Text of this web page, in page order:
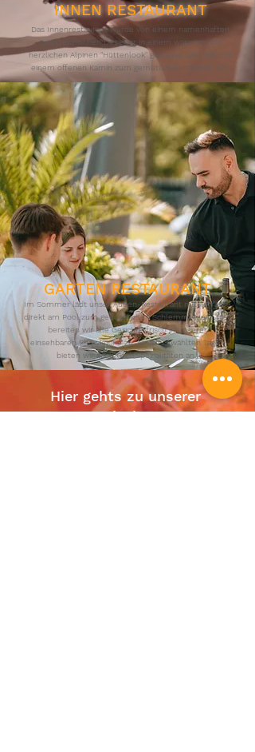
INNEN RESTAURANT
Das Innenrestaurant wurde von einem namenhaften
österreichischen Designer in einem warmen und
herzlichen Alpinen "Hüttenlook" gestaltet und lädt mit
einem offenen Kamin zum gemütlichen Dinieren ein.
GARTEN RESTAURANT
Im Sommer lädt unser Außen-Restaurant mit Terrasse
direkt am Pool zum genussvollen Schlemmen ein. Hier
bereiten wir alle Gerichte frisch in unserer
einsehbaren Showküche zu. An ausgewählten Tagen
bieten wir auch Grill-Spezialitäten an.
Hier gehts zu unserer
Speisekarte